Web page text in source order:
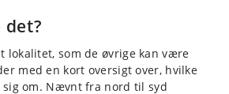
det?
lokalitet, som de øvrige kan være
med en kort oversigt over, hvilke
om. Nævnt fra nord til syd